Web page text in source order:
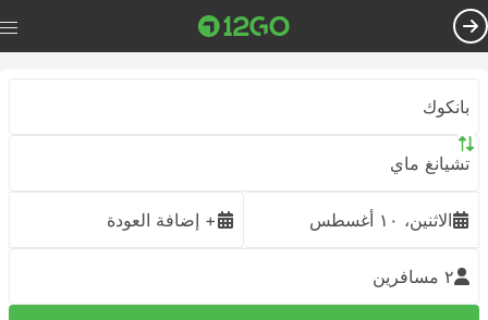
بانكوك
تشيانغ ماي
الاثنين، ١٠ أغسطس + إضافة العودة
٢ مسافرين